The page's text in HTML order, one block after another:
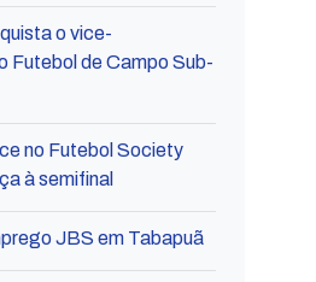
o vice-
Futebol de Campo Sub-
no Futebol Society
à semifinal
JBS em Tabapuã